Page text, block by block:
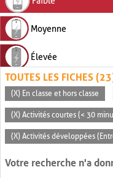
Moyenne
Élevée
TOUTES LES FICHES
(X) En classe et hors classe
(X) Activités courtes (< 30
(X) Activités développées
Votre recherche n'a